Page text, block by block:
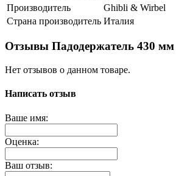
Производитель
Ghibli & Wirbel
Страна производитель Италия
Отзывы Падодержатель 430 мм
Нет отзывов о данном товаре.
Написать отзыв
Ваше имя:
Оценка:
Ваш отзыв: